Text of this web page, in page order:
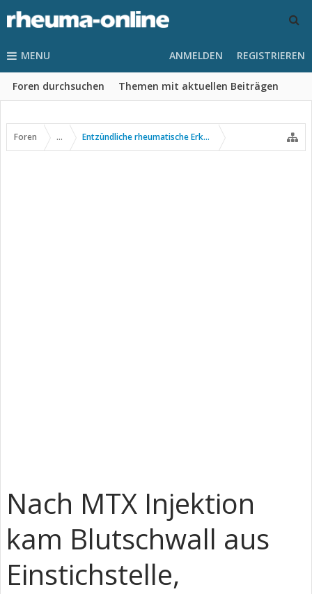
MENU
Foren durchsuchen Themen mit aktuellen Beiträgen
ANMELDEN REGISTRIEREN
Foren ... Entzündliche rheumatische Erkrankungen
Nach MTX Injektion
kam Blutschwall aus
Einstichstelle,